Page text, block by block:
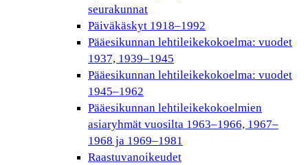
seurakunnat
Päiväkäskyt 1918–1992
Pääesikunnan lehtileikekokoelma: vuodet
1937, 1939–1945
Pääesikunnan lehtileikekokoelma: vuodet
1945–1962
Pääesikunnan lehtileikekokoelmien
asiaryhmät vuosilta 1963–1966, 1967–
1968 ja 1969–1981
Raastuvanoikeudet